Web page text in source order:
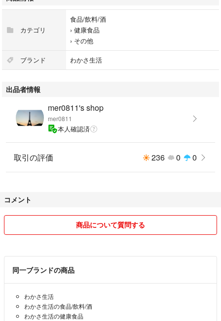
カテゴリ
食品/飲料/酒
› 健康食品
› その他
ブランド わかさ生活
出品者情報
mer0811's shop
mer0811
本人確認済
取引の評価 236 0 0
コメント
商品について質問する
同一ブランドの商品
わかさ生活
わかさ生活の食品/飲料/酒
わかさ生活の健康食品